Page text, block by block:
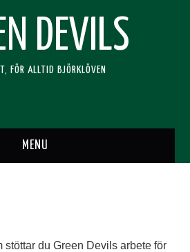
DEVILS
FÖR ALLTID BJÖRKLÖVEN
MENU
stöttar du Green Devils arbete för